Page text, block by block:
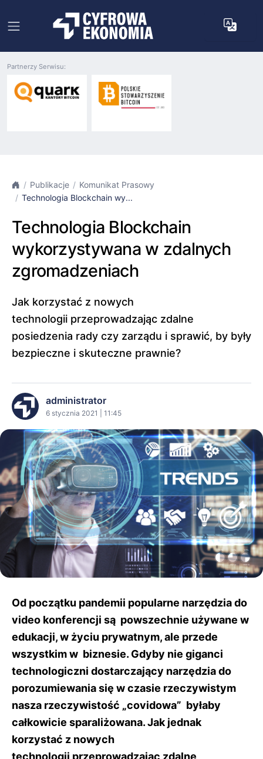
Partnerzy Serwisu:
Publikacje
Komunikat Prasowy
Technologia Blockchain wy...
Technologia Blockchain
wykorzystywana w zdalnych
zgromadzeniach
Jak korzystać z nowych
technologii przeprowadzając zdalne
posiedzenia rady czy zarządu i sprawić, by były
bezpieczne i skuteczne prawnie?
administrator
6 stycznia 2021 | 11:45
Od początku pandemii popularne narzędzia do
video konferencji są powszechnie używane w
edukacji, w życiu prywatnym, ale przede
wszystkim w biznesie. Gdyby nie giganci
technologiczni dostarczający narzędzia do
porozumiewania się w czasie rzeczywistym
nasza rzeczywistość „covidowa” byłaby
całkowicie sparaliżowana. Jak jednak
korzystać z nowych
technologii przeprowadzając zdalne